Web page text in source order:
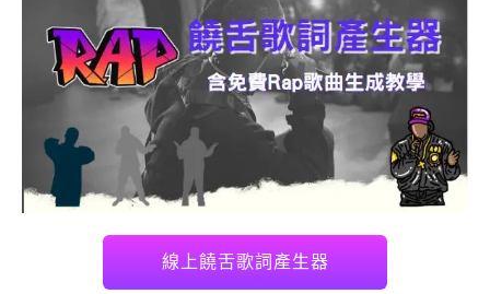
線上饒舌歌詞產生器